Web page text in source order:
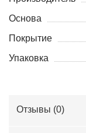
Основа
Покрытие
Упаковка
Отзывы (0)